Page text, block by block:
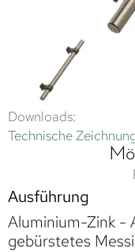
Downloads:
Technische
Ausführung
Aluminium-Zink -
gebürstetes